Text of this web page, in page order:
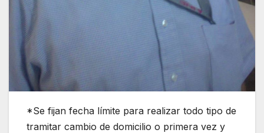
*Se fijan fecha límite para realizar todo tipo de
tramitar cambio de domicilio o primera vez y